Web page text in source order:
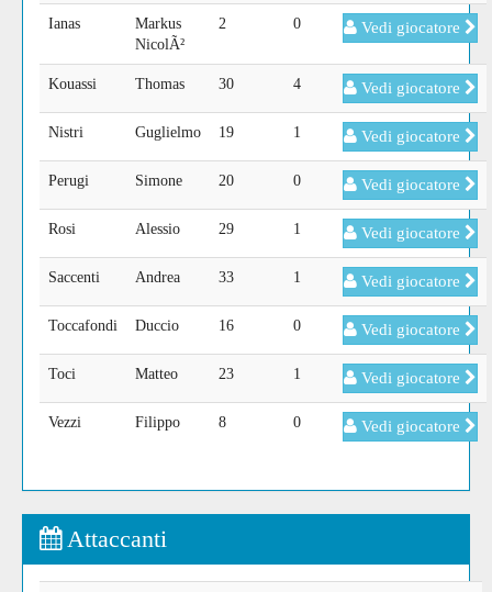
Ianas
Markus
NicolÃ²
2 0 Vedi giocatore
Kouassi Thomas 30 4 Vedi giocatore
Nistri Guglielmo 19 1 Vedi giocatore
Perugi Simone 20 0 Vedi giocatore
Rosi Alessio 29 1 Vedi giocatore
Saccenti Andrea 33 1 Vedi giocatore
Toccafondi Duccio 16 0 Vedi giocatore
Toci Matteo 23 1 Vedi giocatore
Vezzi Filippo 8 0 Vedi giocatore
Attaccanti